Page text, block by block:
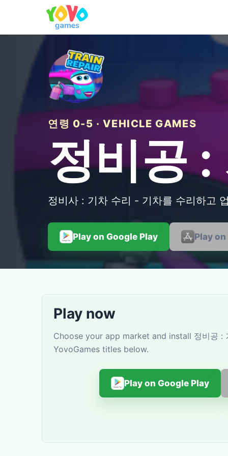
연령 0-5 · VEHICLE GAMES
정비공 :
정비사 : 기차 수리 - 기차를 수리하고
Play on Google Play Play
Play now
Choose your app market and install 정비공 :
YovoGames titles below.
Play on Google Play